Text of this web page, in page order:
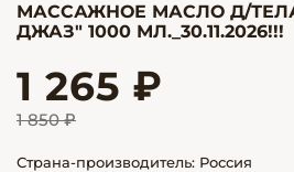
МАССАЖНОЕ МАСЛО Д/
ДЖАЗ" 1000 МЛ._30.11.2026!!!
1 265 ₽
1 850 ₽
Страна-производитель: Россия